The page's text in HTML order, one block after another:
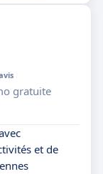
gratuite
et de